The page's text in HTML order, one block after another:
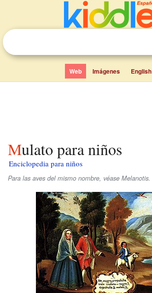
Web Imágenes English
Mulato para niños
Enciclopedia para niños
Para las aves del mismo nombre, véase Melanotis.